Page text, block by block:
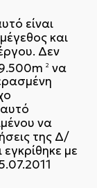
είναι
και
Δεν
9.500m 2 να
να
της Δ/
με